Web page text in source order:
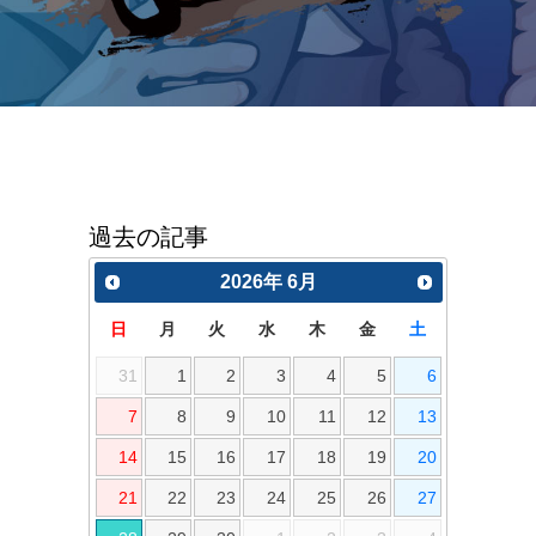
過去の記事
2026年 6月
日 月 火 水 木 金 土
31 1 2 3 4 5 6
7 8 9 10 11 12 13
14 15 16 17 18 19 20
21 22 23 24 25 26 27